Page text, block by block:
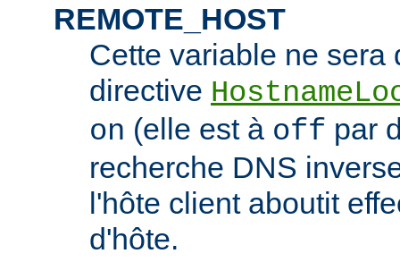
REMOTE_HOST
Cette variable ne sera
directive
on (elle est à off par
recherche DNS
l'hôte client aboutit
d'hôte.